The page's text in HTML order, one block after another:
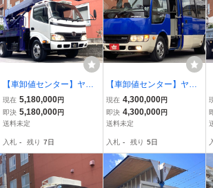
【車卸値センター】ヤフ
オク特価!デュトロ 高所作
業車アイチSK17A 自動格
納 作業床高さ17.1m 車
現在 5,180,000円
即決 5,180,000円
送料未定
入札 - 残り 7日
【車卸値センター】ヤフ
オク特価!ローザ マイクロ
バス 禁煙 28人 モケット
自動ドア 客席リクライニ
現在 4,300,000円
即決 4,300,000円
送料未定
入札 - 残り 5日